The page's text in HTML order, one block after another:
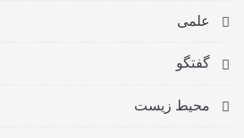
علمی
گفتگو
محیط زیست